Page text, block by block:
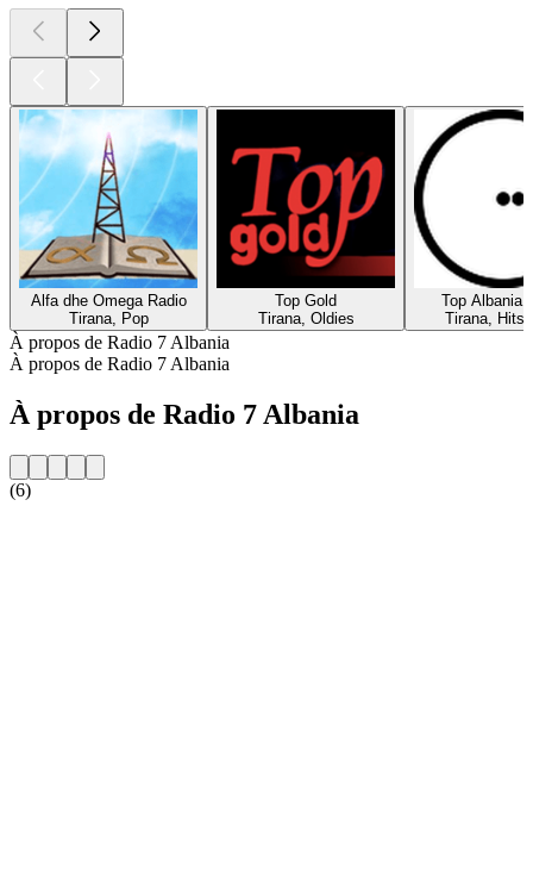
Alfa dhe Omega Radio
Tirana, Pop
Top Gold
Tirana, Oldies
Top Albania
Tirana, Hits,
À propos de Radio 7 Albania
À propos de Radio 7 Albania
À propos de Radio 7 Albania
(6)